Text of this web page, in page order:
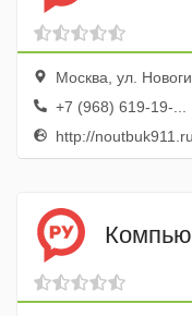
Москва, ул.
+7 (968) 619-19-...
http://noutbuk911.ru